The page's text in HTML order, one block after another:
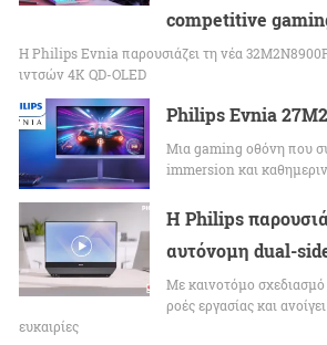
competitive
Η Philips Evnia παρουσιάζει τη νέα
ιντσών 4K QD-OLED
Philips Evnia
Μια gaming οθόνη που
immersion και
Η Philips
αυτόνομη dual-
Με καινοτόμο σχεδιασμό
ροές εργασίας και
ευκαιρίες